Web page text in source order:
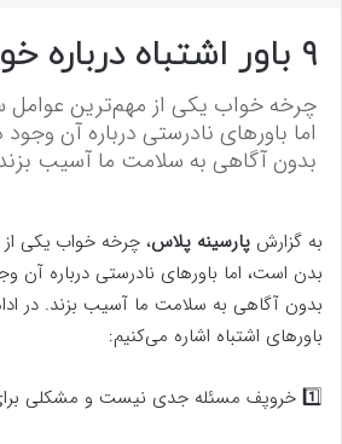
۹ باور اشتباه درباره خواب
چرخه خواب یکی از مهم‌ترین
اما باورهای نادرستی درباره آن
بدون آگاهی به سلامت ما آسیب
به گزارش پارسینه پلاس، چرخه خواب یکی
بدن است، اما باورهای نادرستی درباره آن
باورهای اشتباه اشاره می‌کنیم:
1️⃣ خروپف مسئله جدی نیست و مشکلی برای سلامت ایجاد نمی‌کند.